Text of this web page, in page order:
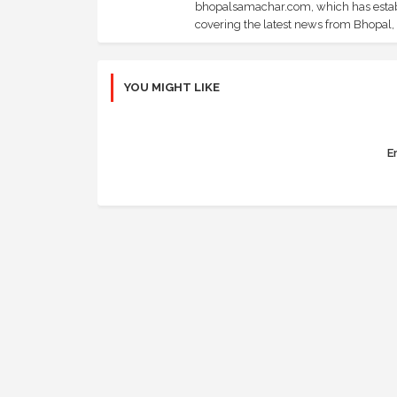
bhopalsamachar.com, which has
covering the latest news from Bhopal,
YOU MIGHT LIKE